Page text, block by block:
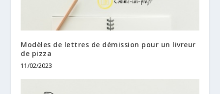
Modèles de lettres de démission pour un livreur
de pizza
11/02/2023